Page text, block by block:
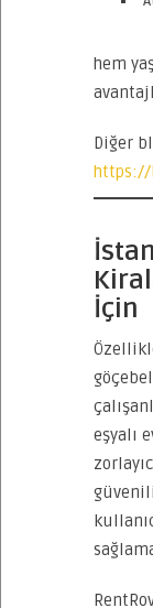
hem
Diğer
https://
İçin
eşyalı